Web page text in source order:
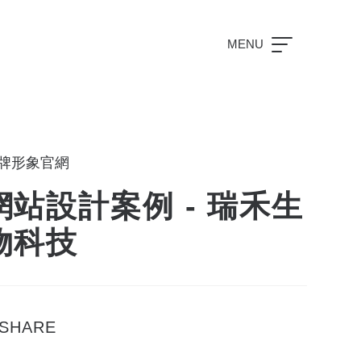
MENU
形象官網
站設計案例 - 瑞禾生
科技